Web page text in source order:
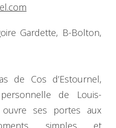
Gardette, B-Bolton,
de Cos d’Estournel,
de Louis-
ouvre ses portes aux
simples et